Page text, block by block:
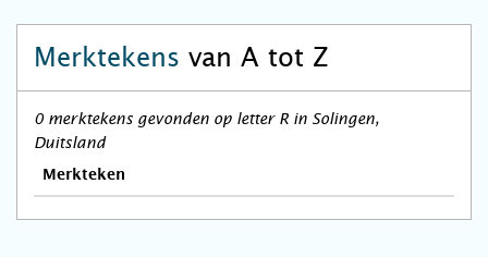
Merktekens van A tot Z
0 merktekens gevonden op letter R in Solingen,
Duitsland
Merkteken